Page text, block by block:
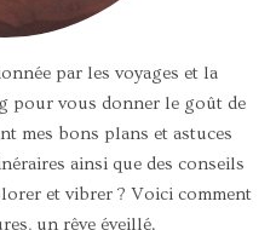
par les voyages et la
pour vous donner le goût de
mes bons plans et astuces
ainsi que des conseils
et vibrer ? Voici comment
un rêve éveillé.